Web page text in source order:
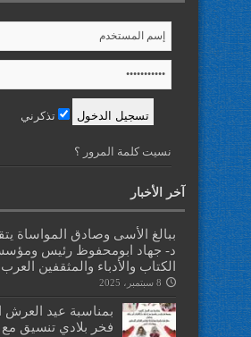
تذكرني
نسيت كلمة المرور ؟
آخر الأخبار
ببالغ الأسى وصادق المواساة
د- جهاد ابومحفوظ رئيس
الكتاب والأدباء والمثقفين العرب
8 سبتمبر، 2025
بمناسبة عيد العرش
فخر بلادي تنسيق مع